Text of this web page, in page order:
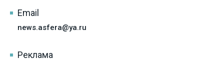
Email
news.asfera@ya.ru
Реклама